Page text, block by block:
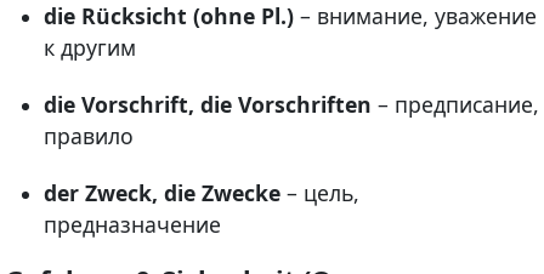
die Rücksicht (ohne Pl.) – внимание, уважение
к другим
die Vorschrift, die Vorschriften – предписание,
правило
der Zweck, die Zwecke – цель,
предназначение